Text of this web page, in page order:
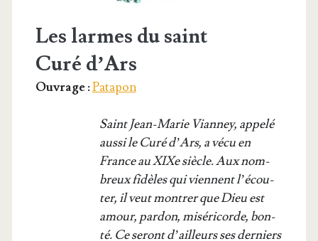
Les larmes du saint
Curé d’Ars
Ouvrage :Patapon
Saint Jean-Marie Vian­ney, appe­lé
aus­si le Curé d’Ars, a vécu en
France au XIXe siècle. Aux nom­
breux fidèles qui viennent l’é­cou­
ter, il veut mon­trer que Dieu est
amour, par­don, misé­ri­corde, bon­
té. Ce seront d’ailleurs ses der­niers